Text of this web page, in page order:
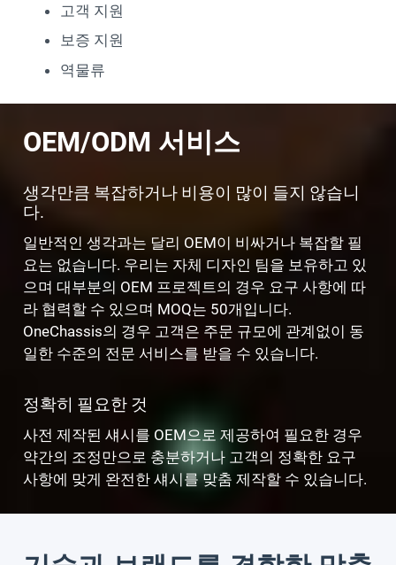
고객 지원
보증 지원
역물류
OEM/ODM 서비스
생각만큼 복잡하거나 비용이 많이 들지 않습니
다.
일반적인 생각과는 달리 OEM이 비싸거나 복잡할 필
요는 없습니다. 우리는 자체 디자인 팀을 보유하고 있
으며 대부분의 OEM 프로젝트의 경우 요구 사항에 따
라 협력할 수 있으며 MOQ는 50개입니다.
OneChassis의 경우 고객은 주문 규모에 관계없이 동
일한 수준의 전문 서비스를 받을 수 있습니다.
정확히 필요한 것
사전 제작된 섀시를 OEM으로 제공하여 필요한 경우
약간의 조정만으로 충분하거나 고객의 정확한 요구
사항에 맞게 완전한 섀시를 맞춤 제작할 수 있습니다.